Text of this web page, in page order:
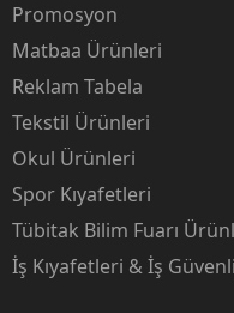
Promosyon
Matbaa Ürünleri
Reklam Tabela
Tekstil Ürünleri
Okul Ürünleri
Spor Kıyafetleri
Tübitak Bilim Fuarı
İş Kıyafetleri & İş